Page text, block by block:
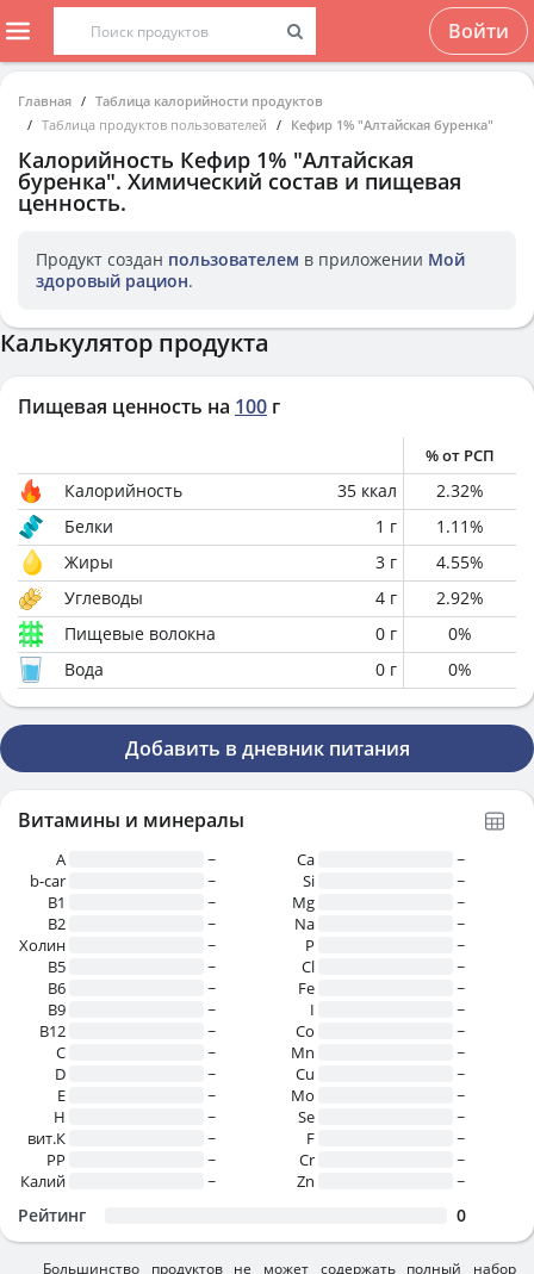
Войти
Главная
Таблица калорийности продуктов
Таблица продуктов пользователей
Кефир 1% "Алтайская буренка"
Калорийность Кефир 1% "Алтайская
буренка". Химический состав и пищевая
ценность.
Продукт создан пользователем в приложении Мой
здоровый рацион.
Калькулятор продукта
Пищевая ценность на 100 г
% от РСП
Калорийность 35 ккал 2.32%
Белки
1 г 1.11%
Жиры
3 г 4.55%
Углеводы
4 г 2.92%
Пищевые волокна
0 г 0%
Вода
0 г 0%
Добавить в дневник питания
Витамины и минералы
A
~
b-car
~
В1
~
B2
~
Холин
~
B5
~
B6
~
B9
~
B12
~
C
~
D
~
E
~
H
~
вит.К
~
PP
~
Калий
~
Ca
~
Si
~
Mg
~
Na
~
P
~
Cl
~
Fe
~
I
~
Co
~
Mn
~
Cu
~
Mo
~
Se
~
F
~
Cr
~
Zn
~
Рейтинг 0
Большинство продуктов не может содержать полный набор